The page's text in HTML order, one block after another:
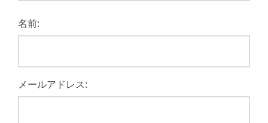
名前:
メールアドレス: